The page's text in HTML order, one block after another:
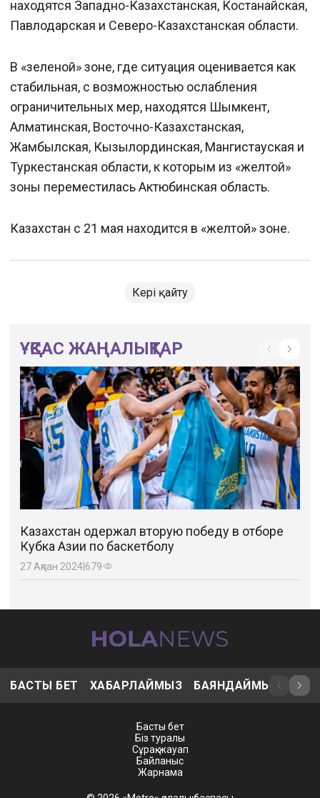
находятся Западно-Казахстанская, Костанайская,
Павлодарская и Северо-Казахстанская области.
В «зеленой» зоне, где ситуация оценивается как
стабильная, с возможностью ослабления
ограничительных мер, находятся Шымкент,
Алматинская, Восточно-Казахстанская,
Жамбылская, Кызылординская, Мангистауская и
Туркестанская области, к которым из «желтой»
зоны переместилась Актюбинская область.
Казахстан с 21 мая находится в «желтой» зоне.
Кері қайту
ҰҚСАС ЖАҢАЛЫҚТАР
Казахстан одержал вторую победу в отборе
Кубка Азии по баскетболу
27 Ақпан 2024 679
БАСТЫ БЕТ ХАБАРЛАЙМЫЗ БАЯНДАЙМЫЗ
Басты бет
Біз туралы
Сұрақ-жауап
Байланыс
Жарнама